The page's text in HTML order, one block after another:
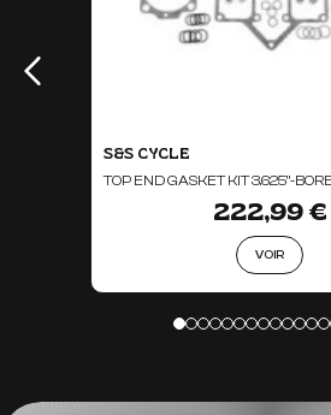
S&S CYCLE
TOP END GASKET KIT 3.625"-
222,99 €
VOIR